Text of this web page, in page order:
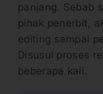
panjang. Sebab
pihak penerbit,
editing sampai
Disusul proses
beberapa kali.